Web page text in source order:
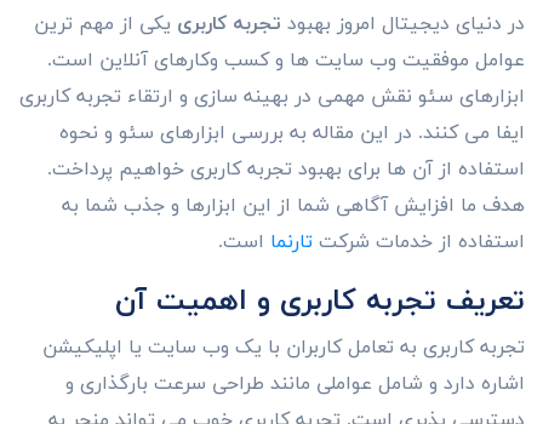
در دنیای دیجیتال امروز بهبود تجربه کاربری یکی از مهم ترین
عوامل موفقیت وب سایت ها و کسب وکارهای آنلاین است.
ابزارهای سئو نقش مهمی در بهینه سازی و ارتقاء تجربه کاربری
ایفا می کنند. در این مقاله به بررسی ابزارهای سئو و نحوه
استفاده از آن ها برای بهبود تجربه کاربری خواهیم پرداخت.
هدف ما افزایش آگاهی شما از این ابزارها و جذب شما به
استفاده از خدمات شرکت تارنما است.
تعریف تجربه کاربری و اهمیت آن
تجربه کاربری به تعامل کاربران با یک وب سایت یا اپلیکیشن
اشاره دارد و شامل عواملی مانند طراحی سرعت بارگذاری و